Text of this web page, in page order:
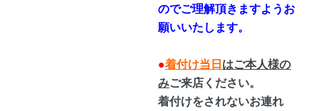
のでご理解頂きますようお
願いいたします。
●着付け当日はご本人様の
みご来店ください。
着付けをされないお連れ